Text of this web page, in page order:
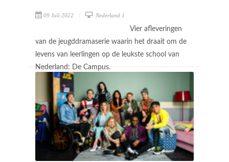
09 Juli 2022 Nederland 1
Vier afleveringen
van de jeugddramaserie waarin het draait om de
levens van leerlingen op de leukste school van
Nederland: De Campus.